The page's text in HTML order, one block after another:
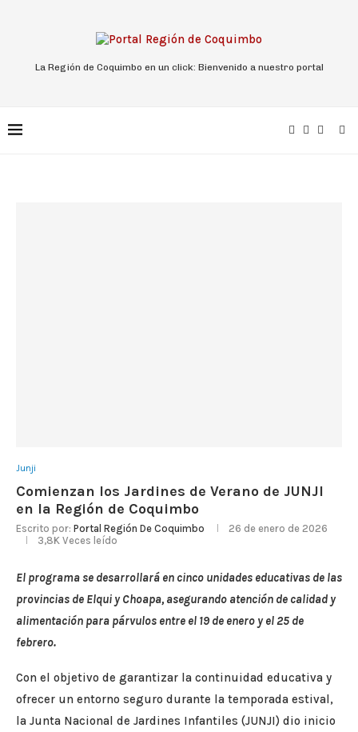
La Región de Coquimbo en un click: Bienvenido a nuestro portal
Junji
Comienzan los Jardines de Verano de JUNJI
en la Región de Coquimbo
Escrito por: Portal Región De Coquimbo
26 de enero de 2026
3,8K Veces leído
El programa se desarrollará en cinco unidades educativas de las
provincias de Elqui y Choapa, asegurando atención de calidad y
alimentación para párvulos entre el 19 de enero y el 25 de
febrero.
Con el objetivo de garantizar la continuidad educativa y
ofrecer un entorno seguro durante la temporada estival,
la Junta Nacional de Jardines Infantiles (JUNJI) dio inicio